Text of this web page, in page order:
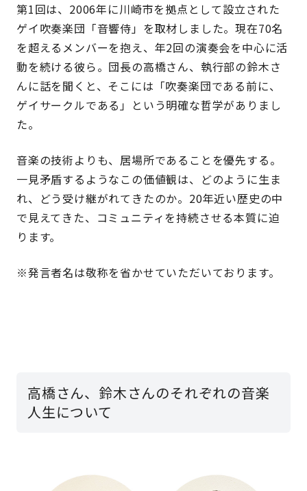
第1回は、2006年に川崎市を拠点として設立された
ゲイ吹奏楽団「音響侍」を取材しました。現在70名
を超えるメンバーを抱え、年2回の演奏会を中心に活
動を続ける彼ら。団長の高橋さん、執行部の鈴木さ
んに話を聞くと、そこには「吹奏楽団である前に、
ゲイサークルである」という明確な哲学がありまし
た。
音楽の技術よりも、居場所であることを優先する。
一見矛盾するようなこの価値観は、どのように生ま
れ、どう受け継がれてきたのか。20年近い歴史の中
で見えてきた、コミュニティを持続させる本質に迫
ります。
※発言者名は敬称を省かせていただいております。
高橋さん、鈴木さんのそれぞれの音楽
人生について